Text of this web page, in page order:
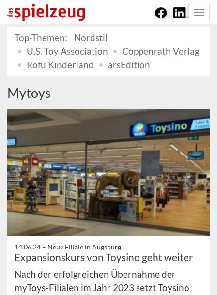
Top-Themen:
Nordstil
U.S. Toy Association
Coppenrath Verlag
Rofu Kinderland
arsEdition
Mytoys
14.06.24 – Neue Filiale in Augsburg
Expansionskurs von Toysino geht weiter
Nach der erfolgreichen Übernahme der
myToys-Filialen im Jahr 2023 setzt Toysino